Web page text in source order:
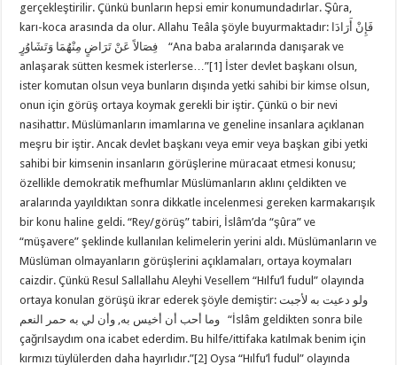
gerçekleştirilir. Çünkü bunların hepsi emir konumundadırlar. Şûra,
karı-koca arasında da olur. Allahu Teâla şöyle buyurmaktadır: فَإِنْ أَرَادَا
فِصَالاً عَنْ تَرَاضٍ مِنْهُمَا وَتَشَاوُرٍ “Ana baba aralarında danışarak ve
anlaşarak sütten kesmek isterlerse…”[1] İster devlet başkanı olsun,
ister komutan olsun veya bunların dışında yetki sahibi bir kimse olsun,
onun için görüş ortaya koymak gerekli bir iştir. Çünkü o bir nevi
nasihattır. Müslümanların imamlarına ve geneline insanlara açıklanan
meşru bir iştir. Ancak devlet başkanı veya emir veya başkan gibi yetki
sahibi bir kimsenin insanların görüşlerine müracaat etmesi konusu;
özellikle demokratik mefhumlar Müslümanların aklını çeldikten ve
aralarında yayıldıktan sonra dikkatle incelenmesi gereken karmakarışık
bir konu haline geldi. “Rey/görüş” tabiri, İslâm’da “şûra” ve
“müşavere” şeklinde kullanılan kelimelerin yerini aldı. Müslümanların ve
Müslüman olmayanların görüşlerini açıklamaları, ortaya koymaları
caizdir. Çünkü Resul Sallallahu Aleyhi Vesellem “Hılfu’l fudul” olayında
ortaya konulan görüşü ikrar ederek şöyle demiştir: ولو دعيت به لأجبت
وما أحب أن أخيس به, وأن لي به حمر النعم “İslâm geldikten sonra bile
çağrılsaydım ona icabet ederdim. Bu hilfe/ittifaka katılmak benim için
kırmızı tüylülerden daha hayırlıdır.”[2] Oysa “Hılfu’l fudul” olayında